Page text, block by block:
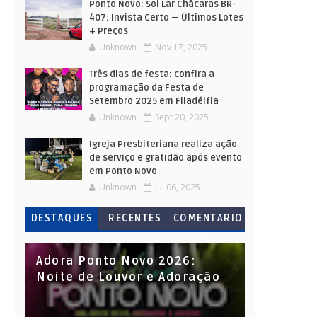
Ponto Novo: Sol Lar Chácaras BR-
407: Invista Certo — Últimos Lotes
+ Preços
Unknown Nov 17, 2025
Três dias de festa: confira a
programação da Festa de
Setembro 2025 em Filadélfia
Unknown Sept 20, 2025
Igreja Presbiteriana realiza ação
de serviço e gratidão após evento
em Ponto Novo
Unknown Jul 06, 2025
DESTAQUES RECENTES
COMENTARIO
S
Adora Ponto Novo 2026:
Noite de Louvor e Adoração